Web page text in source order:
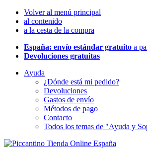
Volver al menú principal
al contenido
a la cesta de la compra
España: envío estándar gratuito a
Devoluciones gratuitas
Ayuda
¿Dónde está mi pedido?
Devoluciones
Gastos de envío
Métodos de pago
Contacto
Todos los temas de "Ayuda y